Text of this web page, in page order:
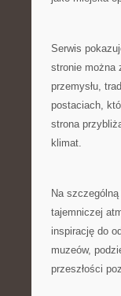
Serwis
stronie można
przemysłu,
postaciach,
strona
klimat.
Na
tajemniczej
inspirację do
muzeów,
przeszłości